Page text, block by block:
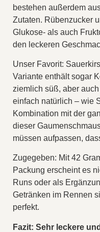
bestehen außerdem
Zutaten. Rübenzucker
Glukose- als auch
den leckeren
Unser Favorit:
Variante enthält sogar
ziemlich süß, aber
einfach natürlich – wie
Kombination mit der
dieser
müssen aufpassen,
Zugegeben: Mit 42
Packung erscheint es
Runs oder als
Getränken im Rennen
perfekt.
Fazit: Sehr leckere